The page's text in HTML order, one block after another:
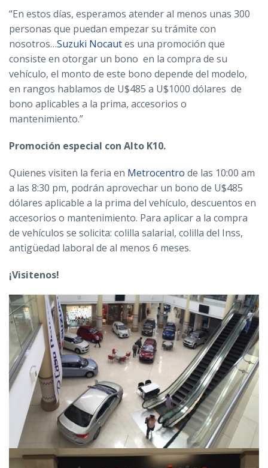
“En estos días, esperamos atender al menos unas 300
personas que puedan empezar su trámite con
nosotros…Suzuki Nocautes una promoción que
consiste en otorgar un bono en la compra de su
vehículo, el monto de este bono depende del modelo,
en rangos hablamos de U$485 a U$1000 dólares de
bono aplicables a la prima, accesorios o
mantenimiento.”
Promoción especial con Alto K10.
Quienes visiten la feria en Metrocentro de las 10:00 am
a las 8:30 pm, podrán aprovechar un bono de U$485
dólares aplicable a la prima del vehículo, descuentos en
accesorios o mantenimiento. Para aplicar a la compra
de vehículos se solicita: colilla salarial, colilla del Inss,
antigüedad laboral de al menos 6 meses.
¡Visitenos!